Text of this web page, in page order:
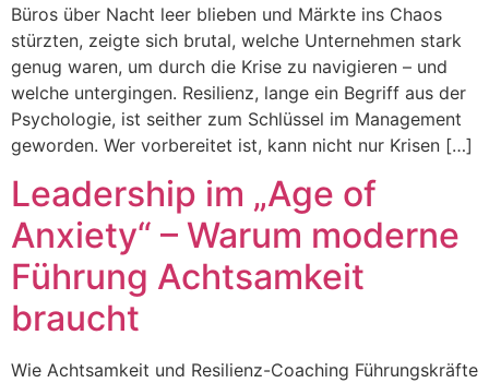
Büros über Nacht leer blieben und Märkte ins Chaos
stürzten, zeigte sich brutal, welche Unternehmen stark
genug waren, um durch die Krise zu navigieren – und
welche untergingen. Resilienz, lange ein Begriff aus der
Psychologie, ist seither zum Schlüssel im Management
geworden. Wer vorbereitet ist, kann nicht nur Krisen […]
Leadership im „Age of
Anxiety“ – Warum moderne
Führung Achtsamkeit
braucht
Wie Achtsamkeit und Resilienz-Coaching Führungskräfte